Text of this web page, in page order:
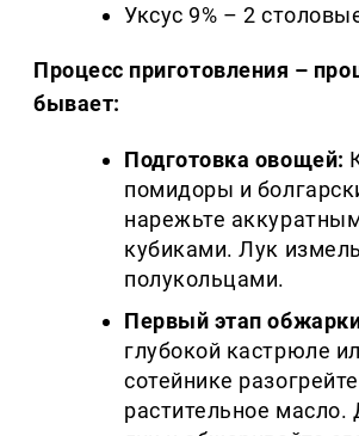
Уксус 9% – 2
Процесс приготовления –
бывает:
Подготовка овощей:
помидоры и
нарежьте
кубиками. Лук
полукольцами.
Первый этап
глубокой кастрюле
сотейнике разогрейте
растительное масло.